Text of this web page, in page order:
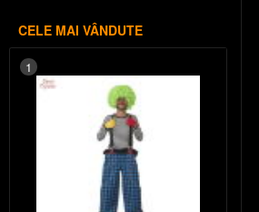
CELE MAI VÂNDUTE
1